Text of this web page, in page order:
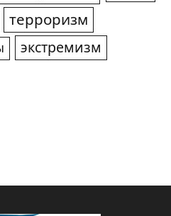
терроризм
экстремизм